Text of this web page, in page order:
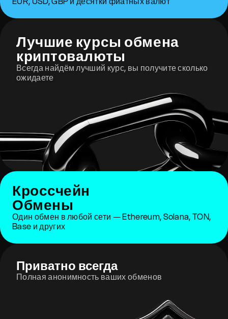
Лучшие курсы обмена
криптовалюты
Всегда найдём лучший курс, вы получите сколько
ожидаете
Кроссчейн
Обмены
Один обмен в любой сети — Ethereum, Solana, TON,
Base и других
Приватно всегда
Полная анонимность ваших обменов